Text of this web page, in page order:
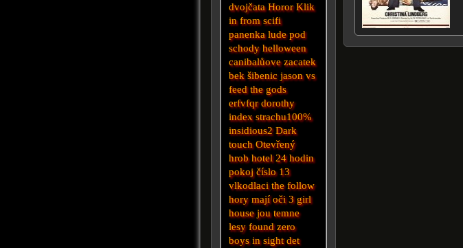
dvojčata Horor Klik
in from scifi
panenka lude pod
schody helloween
canibalůove zacatek
bek šibenic jason vs
feed the gods
erfvfqr dorothy
index strachu100%
insidious2 Dark
touch Otevřený
hrob hotel 24 hodin
pokoj číslo 13
vlkodlaci the follow
hory mají oči 3 girl
house jou temne
lesy found zero
boys in sight det